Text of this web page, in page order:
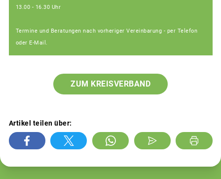
13.00 - 16.30 Uhr
Termine und Beratungen nach vorheriger Vereinbarung - per Telefon
oder E-Mail.
ZUM KREISVERBAND
Artikel teilen über: